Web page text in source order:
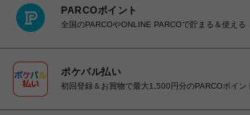
PARCOポイント
全国のPARCOやONLINE PARCOで貯まる＆使える
ポケパル払い
初回登録＆お買物で最大1,500円分のPARCOポイン